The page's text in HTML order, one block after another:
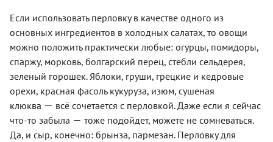
Если использовать перловку в качестве одного из
основных ингредиентов в холодных салатах, то овощи
можно положить практически любые: огурцы, помидоры,
спаржу, морковь, болгарский перец, стебли сельдерея,
зеленый горошек. Яблоки, груши, грецкие и кедровые
орехи, красная фасоль кукуруза, изюм, сушеная
клюква — всё сочетается с перловкой. Даже если я сейчас
что-то забыла — тоже подойдет, можете не сомневаться.
Да, и сыр, конечно: брынза, пармезан. Перловку для